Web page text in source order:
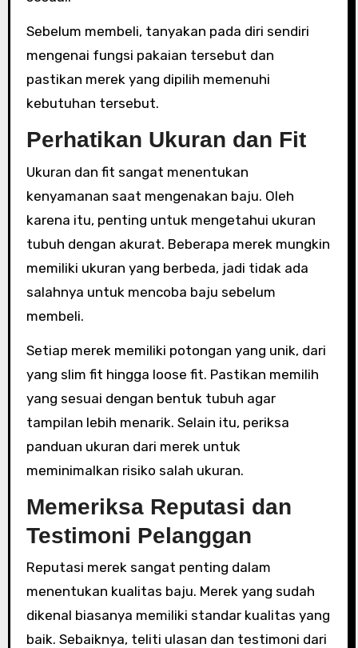
Sebelum membeli, tanyakan pada diri sendiri
mengenai fungsi pakaian tersebut dan
pastikan merek yang dipilih memenuhi
kebutuhan tersebut.
Perhatikan Ukuran dan Fit
Ukuran dan fit sangat menentukan
kenyamanan saat mengenakan baju. Oleh
karena itu, penting untuk mengetahui ukuran
tubuh dengan akurat. Beberapa merek mungkin
memiliki ukuran yang berbeda, jadi tidak ada
salahnya untuk mencoba baju sebelum
membeli.
Setiap merek memiliki potongan yang unik, dari
yang slim fit hingga loose fit. Pastikan memilih
yang sesuai dengan bentuk tubuh agar
tampilan lebih menarik. Selain itu, periksa
panduan ukuran dari merek untuk
meminimalkan risiko salah ukuran.
Memeriksa Reputasi dan
Testimoni Pelanggan
Reputasi merek sangat penting dalam
menentukan kualitas baju. Merek yang sudah
dikenal biasanya memiliki standar kualitas yang
baik. Sebaiknya, teliti ulasan dan testimoni dari